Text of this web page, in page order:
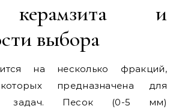
и
выбора
на несколько фракций,
предназначена для
задач. Песок (0-5 мм)